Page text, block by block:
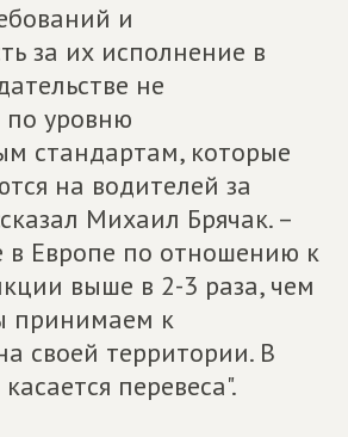
и
за их исполнение в
не
по уровню
стандартам, которые
на водителей за
Михаил Брячак. –
в Европе по отношению к
выше в 2-3 раза, чем
принимаем к
своей территории. В
перевеса".